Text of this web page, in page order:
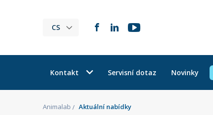
CS
Kontakt Servisní dotaz Novinky
Animalab Aktuální nabídky